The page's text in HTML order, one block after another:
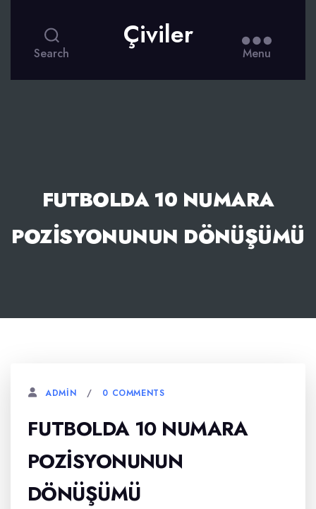
Search
Çiviler
Menu
FUTBOLDA 10 NUMARA
POZISYONUNUN DÖNÜŞÜMÜ
ADMIN 0 COMMENTS
FUTBOLDA 10 NUMARA
POZISYONUNUN
DÖNÜŞÜMÜ